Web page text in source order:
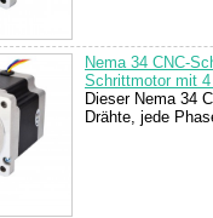
Nema 34 CNC-
Schrittmotor mit
Dieser Nema 34
Drähte, jede